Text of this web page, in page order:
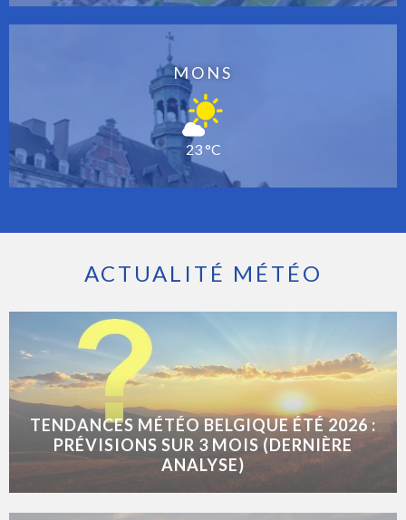
MONS
23 °C
ACTUALITÉ MÉTÉO
TENDANCES MÉTÉO BELGIQUE ÉTÉ 2026 :
PRÉVISIONS SUR 3 MOIS (DERNIÈRE
ANALYSE)